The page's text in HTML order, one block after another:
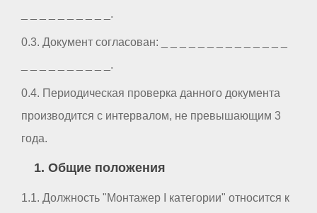
_ _ _ _ _ _ _ _ _ _.
0.3. Документ согласован: _ _ _ _ _ _ _ _ _ _ _ _ _ _
_ _ _ _ _ _ _ _ _ _.
0.4. Периодическая проверка данного документа
производится с интервалом, не превышающим 3
года.
1. Общие положения
1.1. Должность "Монтажер I категории" относится к